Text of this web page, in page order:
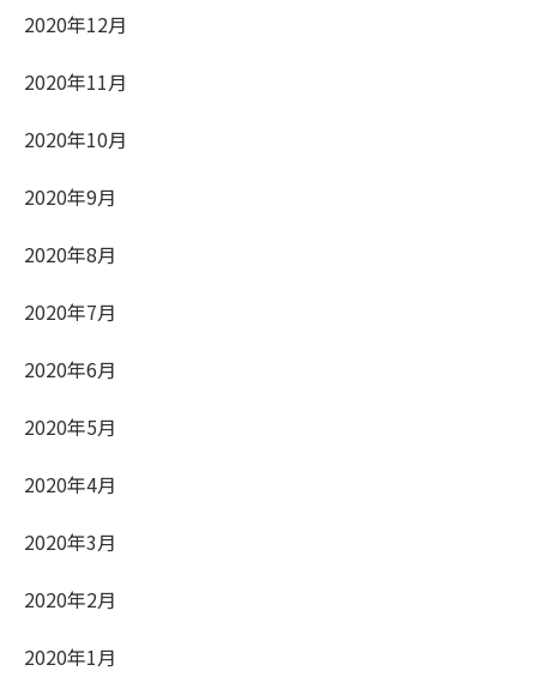
2020年12月
2020年11月
2020年10月
2020年9月
2020年8月
2020年7月
2020年6月
2020年5月
2020年4月
2020年3月
2020年2月
2020年1月